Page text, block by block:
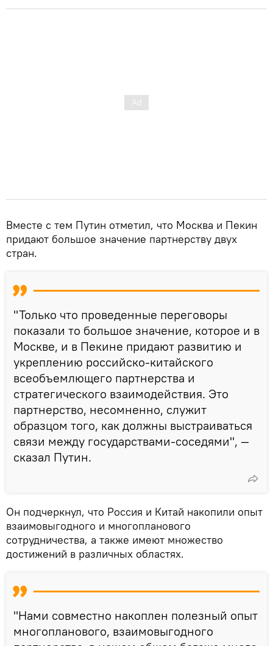
Вместе с тем Путин отметил, что Москва и Пекин
придают большое значение партнерству двух
стран.
"Только что проведенные переговоры
показали то большое значение, которое и в
Москве, и в Пекине придают развитию и
укреплению российско-китайского
всеобъемлющего партнерства и
стратегического взаимодействия. Это
партнерство, несомненно, служит
образцом того, как должны выстраиваться
связи между государствами-соседями", —
сказал Путин.
Он подчеркнул, что Россия и Китай накопили опыт
взаимовыгодного и многопланового
сотрудничества, а также имеют множество
достижений в различных областях.
"Нами совместно накоплен полезный опыт
многопланового, взаимовыгодного